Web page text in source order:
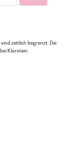
zeitlich begrenzt. Die
Klarstein.